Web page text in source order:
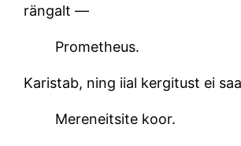
rängalt —
Prometheus.
Karistab, ning iial kergitust ei
Mereneitsite koor.